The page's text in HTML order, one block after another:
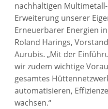
nachhaltigen
Erweiterung unserer
Erneuerbarer Energien
Roland Harings,
Aurubis. „Mit der
wir zudem wichtige
gesamtes
automatisieren,
wachsen.“